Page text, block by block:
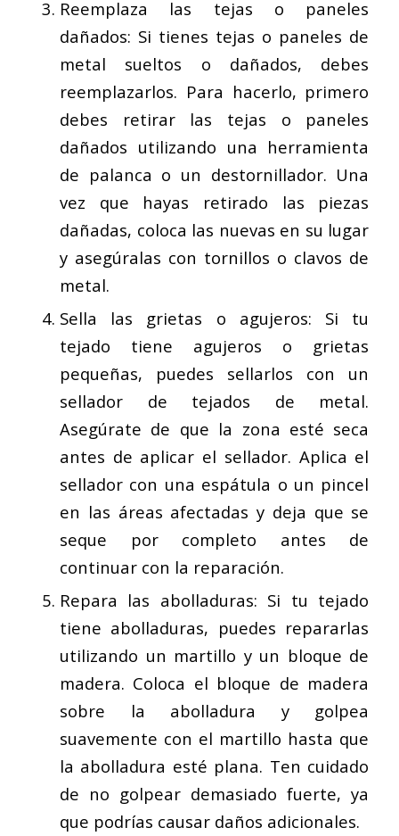
Reemplaza las tejas o paneles
dañados: Si tienes tejas o paneles de
metal sueltos o dañados, debes
reemplazarlos. Para hacerlo, primero
debes retirar las tejas o paneles
dañados utilizando una herramienta
de palanca o un destornillador. Una
vez que hayas retirado las piezas
dañadas, coloca las nuevas en su lugar
y asegúralas con tornillos o clavos de
metal.
Sella las grietas o agujeros: Si tu
tejado tiene agujeros o grietas
pequeñas, puedes sellarlos con un
sellador de tejados de metal.
Asegúrate de que la zona esté seca
antes de aplicar el sellador. Aplica el
sellador con una espátula o un pincel
en las áreas afectadas y deja que se
seque por completo antes de
continuar con la reparación.
Repara las abolladuras: Si tu tejado
tiene abolladuras, puedes repararlas
utilizando un martillo y un bloque de
madera. Coloca el bloque de madera
sobre la abolladura y golpea
suavemente con el martillo hasta que
la abolladura esté plana. Ten cuidado
de no golpear demasiado fuerte, ya
que podrías causar daños adicionales.